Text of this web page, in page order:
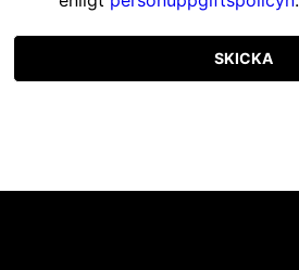
SKICKA